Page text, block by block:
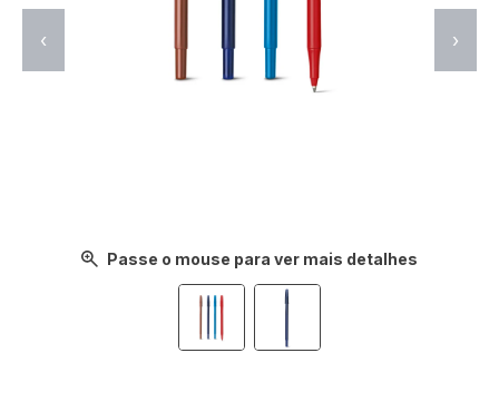
Passe o mouse para ver mais detalhes
‹ ›